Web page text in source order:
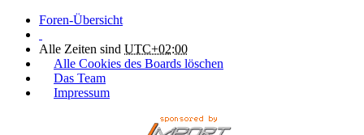
Foren-Übersicht
Alle Zeiten sind UTC+02:00
Alle Cookies des Boards löschen
Das Team
Impressum